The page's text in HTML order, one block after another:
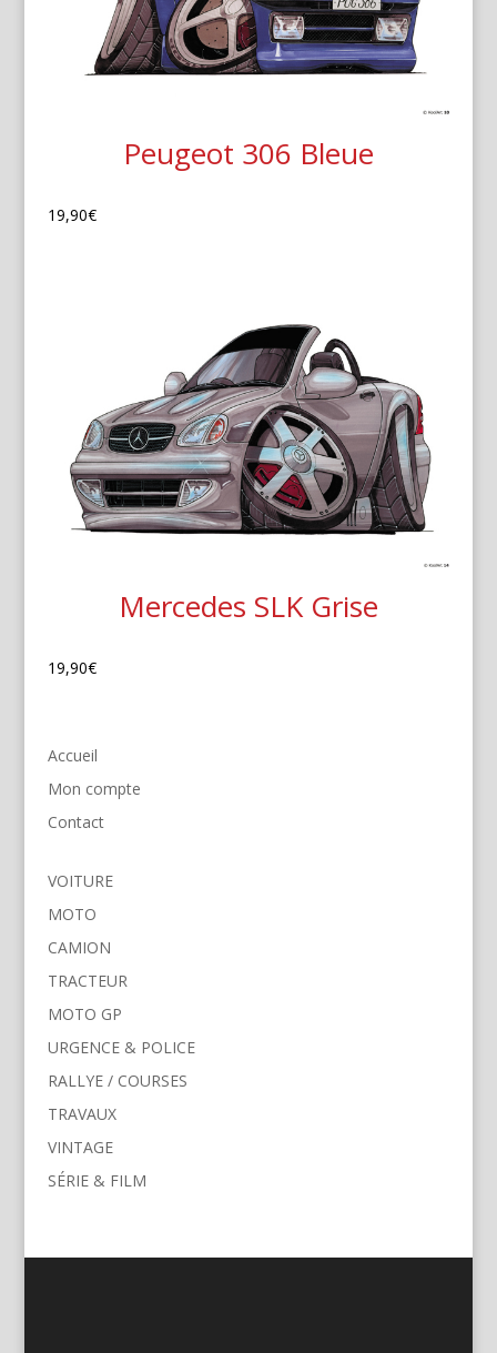
Peugeot 306 Bleue
19,90€
Mercedes SLK Grise
19,90€
Accueil
Mon compte
Contact
VOITURE
MOTO
CAMION
TRACTEUR
MOTO GP
URGENCE & POLICE
RALLYE / COURSES
TRAVAUX
VINTAGE
SÉRIE & FILM